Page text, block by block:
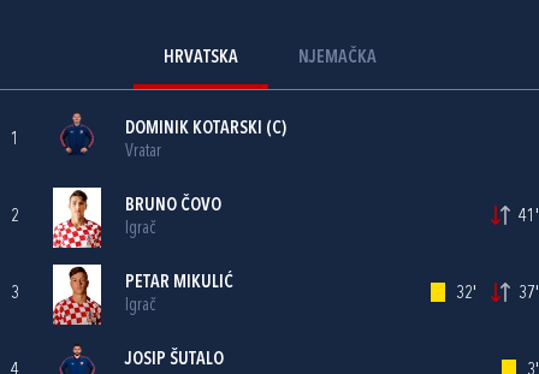
HRVATSKA NJEMAČKA
1
DOMINIK KOTARSKI (C)
Vratar
2
BRUNO ČOVO
Igrač
41'
3
PETAR MIKULIĆ
Igrač
32' 37'
JOSIP ŠUTALO